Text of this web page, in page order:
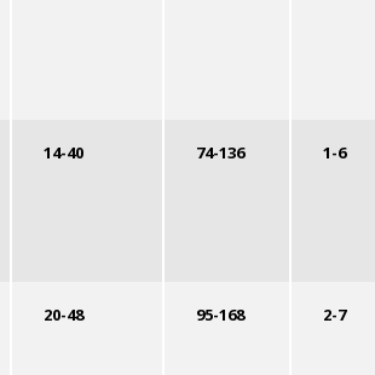
14-40 74-136 1-6
20-48 95-168 2-7